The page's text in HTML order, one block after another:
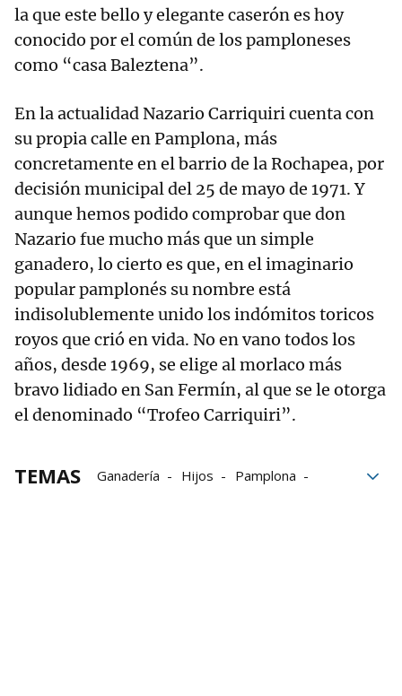
la que este bello y elegante caserón es hoy
conocido por el común de los pamploneses
como “casa Baleztena”.
En la actualidad Nazario Carriquiri cuenta con
su propia calle en Pamplona, más
concretamente en el barrio de la Rochapea, por
decisión municipal del 25 de mayo de 1971. Y
aunque hemos podido comprobar que don
Nazario fue mucho más que un simple
ganadero, lo cierto es que, en el imaginario
popular pamplonés su nombre está
indisolublemente unido los indómitos toricos
royos que crió en vida. No en vano todos los
años, desde 1969, se elige al morlaco más
bravo lidiado en San Fermín, al que se le otorga
el denominado “Trofeo Carriquiri”.
TEMAS Ganadería Hijos
Pamplona